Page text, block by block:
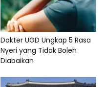
Dokter UGD Ungkap 5 Rasa
Nyeri yang Tidak Boleh
Diabaikan